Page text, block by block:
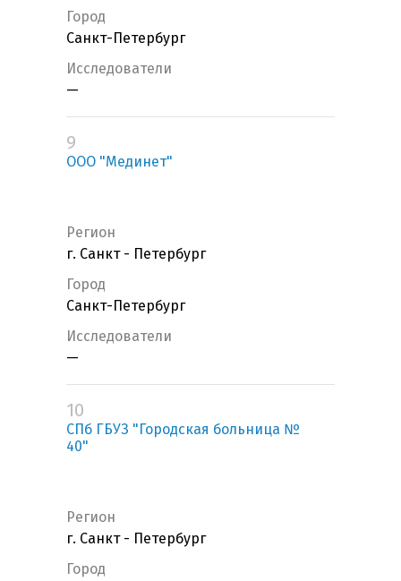
Город
Санкт-Петербург
Исследователи
—
9
ООО "Мединет"
Регион
г. Санкт - Петербург
Город
Санкт-Петербург
Исследователи
—
10
СПб ГБУЗ "Городская больница №
40"
Регион
г. Санкт - Петербург
Город